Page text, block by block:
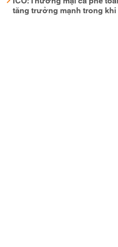
tăng trưởng mạnh trong khi